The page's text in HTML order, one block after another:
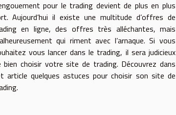
pour le trading devient de plus en plus
Aujourd’hui il existe une multitude d’offres de
en ligne, des offres très alléchantes, mais
qui riment avec l’arnaque. Si vous
vous lancer dans le trading, il sera judicieux
bien choisir votre site de trading. Découvrez dans
article quelques astuces pour choisir son site de